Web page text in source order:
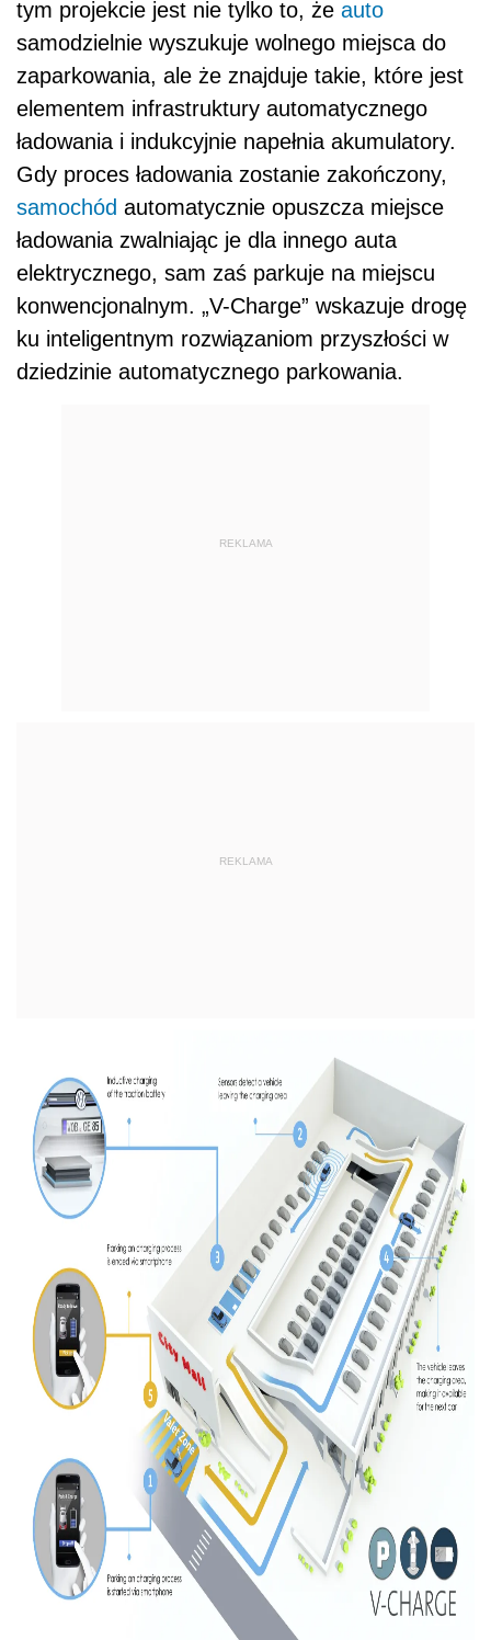
tym projekcie jest nie tylko to, że auto
samodzielnie wyszukuje wolnego miejsca do
zaparkowania, ale że znajduje takie, które jest
elementem infrastruktury automatycznego
ładowania i indukcyjnie napełnia akumulatory.
Gdy proces ładowania zostanie zakończony,
samochód automatycznie opuszcza miejsce
ładowania zwalniając je dla innego auta
elektrycznego, sam zaś parkuje na miejscu
konwencjonalnym. „V-Charge” wskazuje drogę
ku inteligentnym rozwiązaniom przyszłości w
dziedzinie automatycznego parkowania.
REKLAMA
REKLAMA